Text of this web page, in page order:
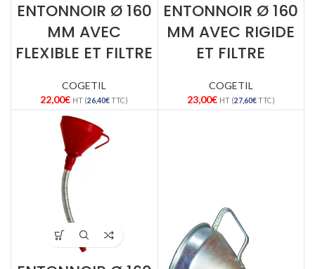
ENTONNOIR Ø 160
MM AVEC
FLEXIBLE ET FILTRE
COGETIL
22,00€ HT (26,40€TTC)
ENTONNOIR Ø 160
MM AVEC RIGIDE
ET FILTRE
COGETIL
23,00€ HT (27,60€TTC)